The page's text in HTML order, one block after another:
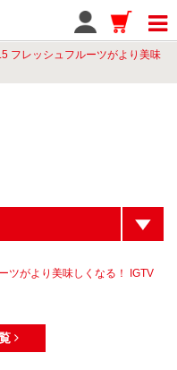
フレッシュフルーツがより美味
ツがより美味しくなる！ IGTV